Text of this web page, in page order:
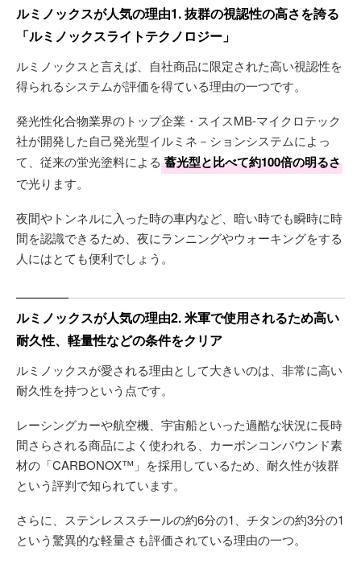
ルミノックスが人気の理由1. 抜群の視認性の高さを誇る
「ルミノックスライトテクノロジー」
ルミノックスと言えば、自社商品に限定された高い視認性を
得られるシステムが評価を得ている理由の一つです。
発光性化合物業界のトップ企業・スイスMB-マイクロテック
社が開発した自己発光型イルミネ－ションシステムによっ
て、従来の蛍光塗料による 蓄光型と比べて約100倍の明るさ
で光ります。
夜間やトンネルに入った時の車内など、暗い時でも瞬時に時
間を認識できるため、夜にランニングやウォーキングをする
人にはとても便利でしょう。
ルミノックスが人気の理由2. 米軍で使用されるため高い
耐久性、軽量性などの条件をクリア
ルミノックスが愛される理由として大きいのは、非常に高い
耐久性を持つという点です。
レーシングカーや航空機、宇宙船といった過酷な状況に長時
間さらされる商品によく使われる、カーボンコンパウンド素
材の「CARBONOX™」を採用しているため、耐久性が抜群
という評判で知られています。
さらに、ステンレススチールの約6分の1、チタンの約3分の1
という驚異的な軽量さも評価されている理由の一つ。